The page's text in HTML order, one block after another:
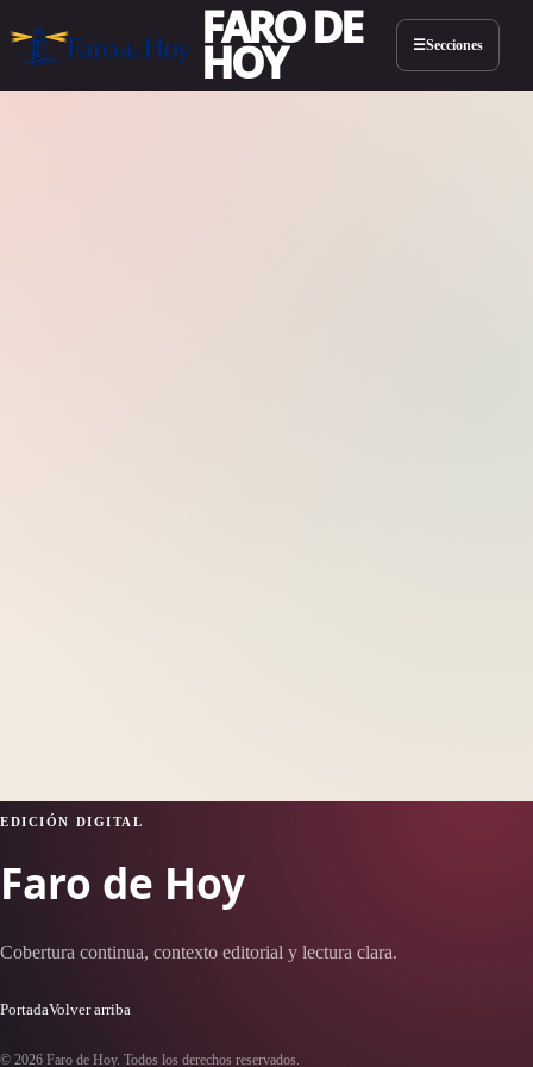
FARO DE
HOY ☰Secciones
EDICIÓN DIGITAL
Faro de Hoy
Cobertura continua, contexto editorial y lectura clara.
PortadaVolver arriba
© 2026 Faro de Hoy. Todos los derechos reservados.